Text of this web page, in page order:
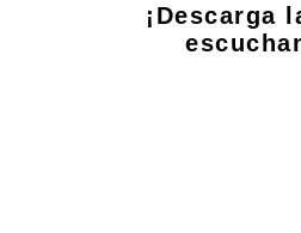
¡Descarga